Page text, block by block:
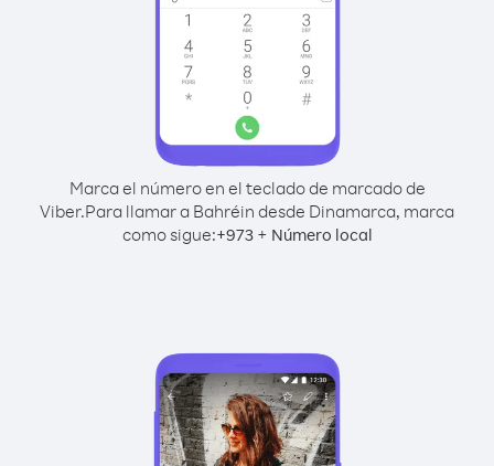
Marca el número en el teclado de marcado de
Viber.Para llamar a Bahréin desde Dinamarca, marca
como sigue:+973+ Número local